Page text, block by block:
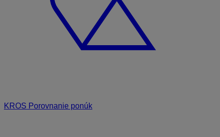
KROS Porovnanie ponúk